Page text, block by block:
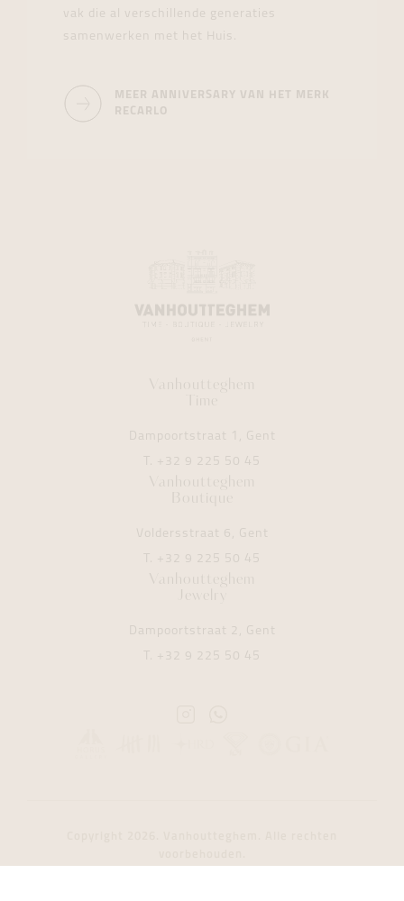
vak die al verschillende generaties
samenwerken met het Huis.
MEER ANNIVERSARY VAN HET MERK
RECARLO
Vanhoutteghem
Time
Dampoortstraat 1, Gent
T. +32 9 225 50 45
Vanhoutteghem
Boutique
Voldersstraat 6, Gent
T. +32 9 225 50 45
Vanhoutteghem
Jewelry
Dampoortstraat 2, Gent
T. +32 9 225 50 45